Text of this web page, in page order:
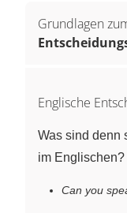
Grundlagen
Englische
Was sind denn
im
Can you